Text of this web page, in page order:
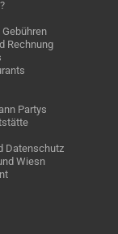
Rechnung
Partys
Datenschutz
Wiesn